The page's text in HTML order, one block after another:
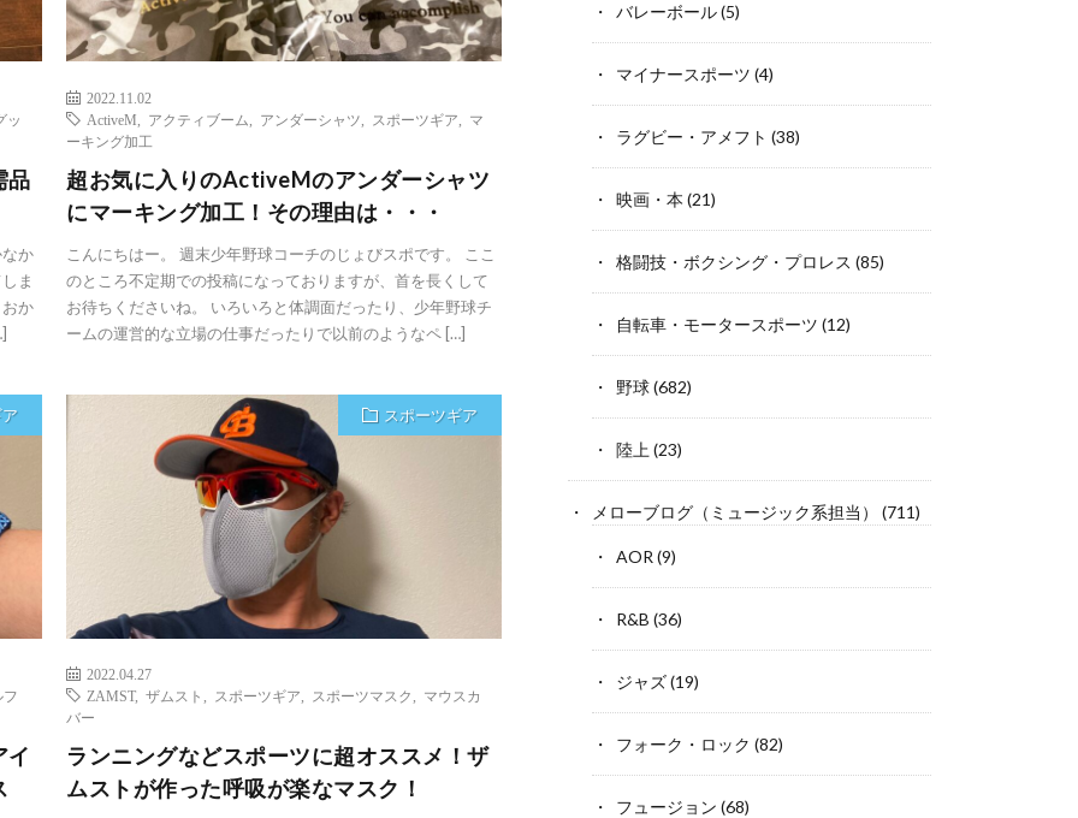
ッ
品
か
ま
か
2022.11.02
ActiveM
アクティブーム アンダーシャツ スポーツギア
マ
ーキング加工
超お気に入りのActiveMのアンダーシャツ
にマーキング加工！その理由は・・・
こんにちはー。 週末少年野球コーチのじょびスポです。 ここ
のところ不定期での投稿になっておりますが、首を長くして
お待ちくださいね。 いろいろと体調面だったり、少年野球チ
ームの運営的な立場の仕事だったりで以前のようなペ […]
フ
イ
スポーツギア
2022.04.27
ZAMST,ザムスト スポーツギア スポーツマスク
マウスカ
バー
ランニングなどスポーツに超オススメ！ザ
ムストが作った呼吸が楽なマスク！
バレーボール(5)
マイナースポーツ (4)
ラグビー・アメフト (38)
映画・本 (21)
格闘技・ボクシング・プロレス (85)
自転車・モータースポーツ (12)
野球(682)
陸上 (23)
メローブログ（ミュージック系担当） (711)
AOR (9)
R&B (36)
ジャズ(19)
フォーク・ロック (82)
フュージョン (68)